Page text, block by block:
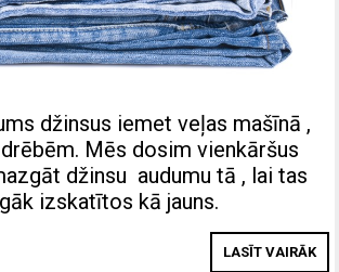
džinsus iemet veļas mašīnā ,
Mēs dosim vienkāršus
džinsu audumu tā , lai tas
izskatītos kā jauns.
LASĪT VAIRĀK